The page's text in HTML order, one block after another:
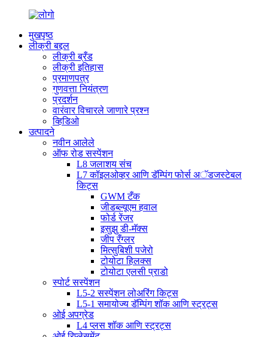
मुखपृष्ठ
लीक्री बद्दल
लीक्री ब्रँड
लीक्री इतिहास
प्रमाणपत्र
गुणवत्ता नियंत्रण
प्रदर्शन
वारंवार विचारले जाणारे प्रश्न
व्हिडिओ
उत्पादने
नवीन आलेले
ऑफ रोड सस्पेंशन
L8 जलाशय संच
L7 कॉइलओव्हर आणि डॅम्पिंग फोर्स अॅडजस्टेबल
किट्स
GWM टँक
जीडब्ल्यूएम हवाल
फोर्ड रेंजर
इसुझु डी-मॅक्स
जीप रँग्लर
मित्सुबिशी पजेरो
टोयोटा हिलक्स
टोयोटा एलसी प्राडो
स्पोर्ट सस्पेंशन
L5-2 सस्पेंशन लोअरिंग किट्स
L5-1 समायोज्य डॅम्पिंग शॉक आणि स्ट्रट्स
ओई अपग्रेड
L4 प्लस शॉक आणि स्ट्रट्स